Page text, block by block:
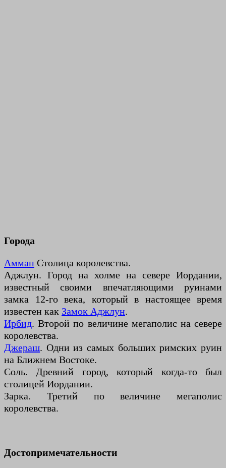
Города
Амман Столица королевства.
Аджлун. Город на холме на севере Иордании,
известный своими впечатляющими руинами
замка 12-го века, который в настоящее время
известен как Замок Аджлун.
Ирбид. Второй по величине мегаполис на севере
королевства.
Джераш. Одни из самых больших римских руин
на Ближнем Востоке.
Соль. Древний город, который когда-то был
столицей Иордании.
Зарка. Третий по величине мегаполис
королевства.
Достопримечательности